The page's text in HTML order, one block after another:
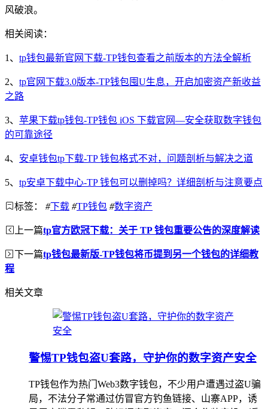
风破浪。
相关阅读：
1、 tp钱包最新官网下载-TP钱包查看之前版本的方法全解析
2、 tp官网下载3.0版本-TP钱包囤U生息，开启加密资产新收益
之路
3、 苹果下载tp钱包-TP钱包 iOS 下载官网—安全获取数字钱包
的可靠途径
4、 安卓钱包tp下载-TP 钱包格式不对，问题剖析与解决之道
5、 tp安卓下载中心-TP 钱包可以删掉吗？详细剖析与注意要点
标签： #下载 #TP钱包 #数字资产
上一篇tp官方欧冠下载：关于 TP 钱包重要公告的深度解读
下一篇tp钱包最新版-TP钱包将币提到另一个钱包的详细教
程
相关文章
警惕TP钱包盗U套路，守护你的数字资产安全
TP钱包作为热门Web3数字钱包，不少用户遭遇过盗U骗
局，不法分子常通过仿冒官方钓鱼链接、山寨APP，诱